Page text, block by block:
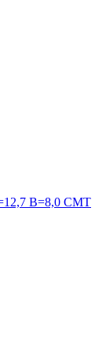
B=8,0 CMT